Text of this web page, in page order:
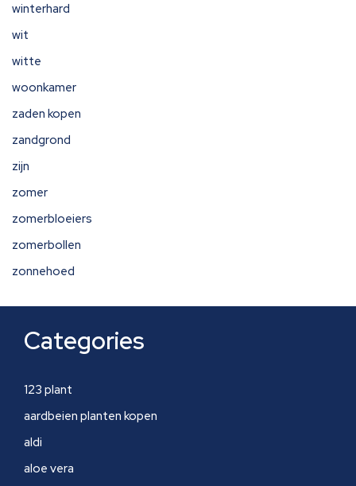
winterhard
wit
witte
woonkamer
zaden kopen
zandgrond
zijn
zomer
zomerbloeiers
zomerbollen
zonnehoed
Categories
123 plant
aardbeien planten kopen
aldi
aloe vera